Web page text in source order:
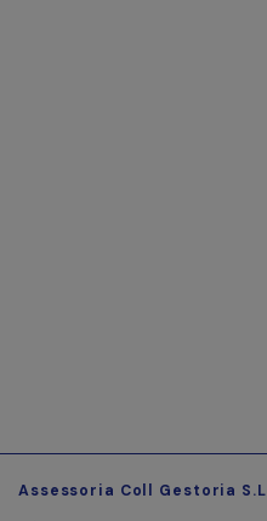
Assessoria Coll Gestoria S.L